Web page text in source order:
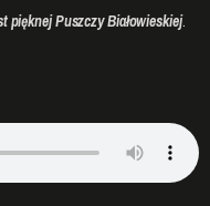
pięknej Puszczy Białowieskiej.